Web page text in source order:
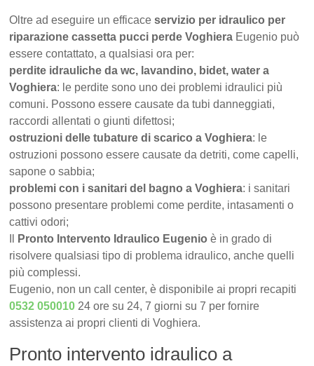
Oltre ad eseguire un efficaceservizio per idraulico per
riparazione cassetta pucci perde Voghiera Eugenio può
essere contattato, a qualsiasi ora per:
perdite idrauliche da wc, lavandino, bidet, water a
Voghiera: le perdite sono uno dei problemi idraulici più
comuni. Possono essere causate da tubi danneggiati,
raccordi allentati o giunti difettosi;
ostruzioni delle tubature di scarico a Voghiera: le
ostruzioni possono essere causate da detriti, come capelli,
sapone o sabbia;
problemi con i sanitari del bagno a Voghiera: i sanitari
possono presentare problemi come perdite, intasamenti o
cattivi odori;
Pronto Intervento Idraulico Eugenio è in grado di
risolvere qualsiasi tipo di problema idraulico, anche quelli
più complessi.
Eugenio, non un call center, è disponibile ai propri recapiti
0532 050010 24 ore su 24, 7 giorni su 7 per fornire
assistenza ai propri clienti di Voghiera.
Pronto intervento idraulico a